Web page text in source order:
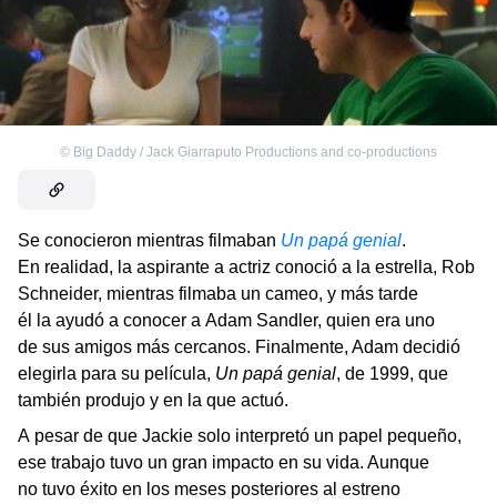
© Big Daddy / Jack Giarraputo Productions and co-productions
Se conocieron mientras filmaban Un papá genial.
En realidad, la aspirante a actriz conoció a la estrella, Rob
Schneider, mientras filmaba un cameo, y más tarde
él la ayudó a conocer a Adam Sandler, quien era uno
de sus amigos más cercanos. Finalmente, Adam decidió
elegirla para su película, Un papá genial, de 1999, que
también produjo y en la que actuó.
A pesar de que Jackie solo interpretó un papel pequeño,
ese trabajo tuvo un gran impacto en su vida. Aunque
no tuvo éxito en los meses posteriores al estreno